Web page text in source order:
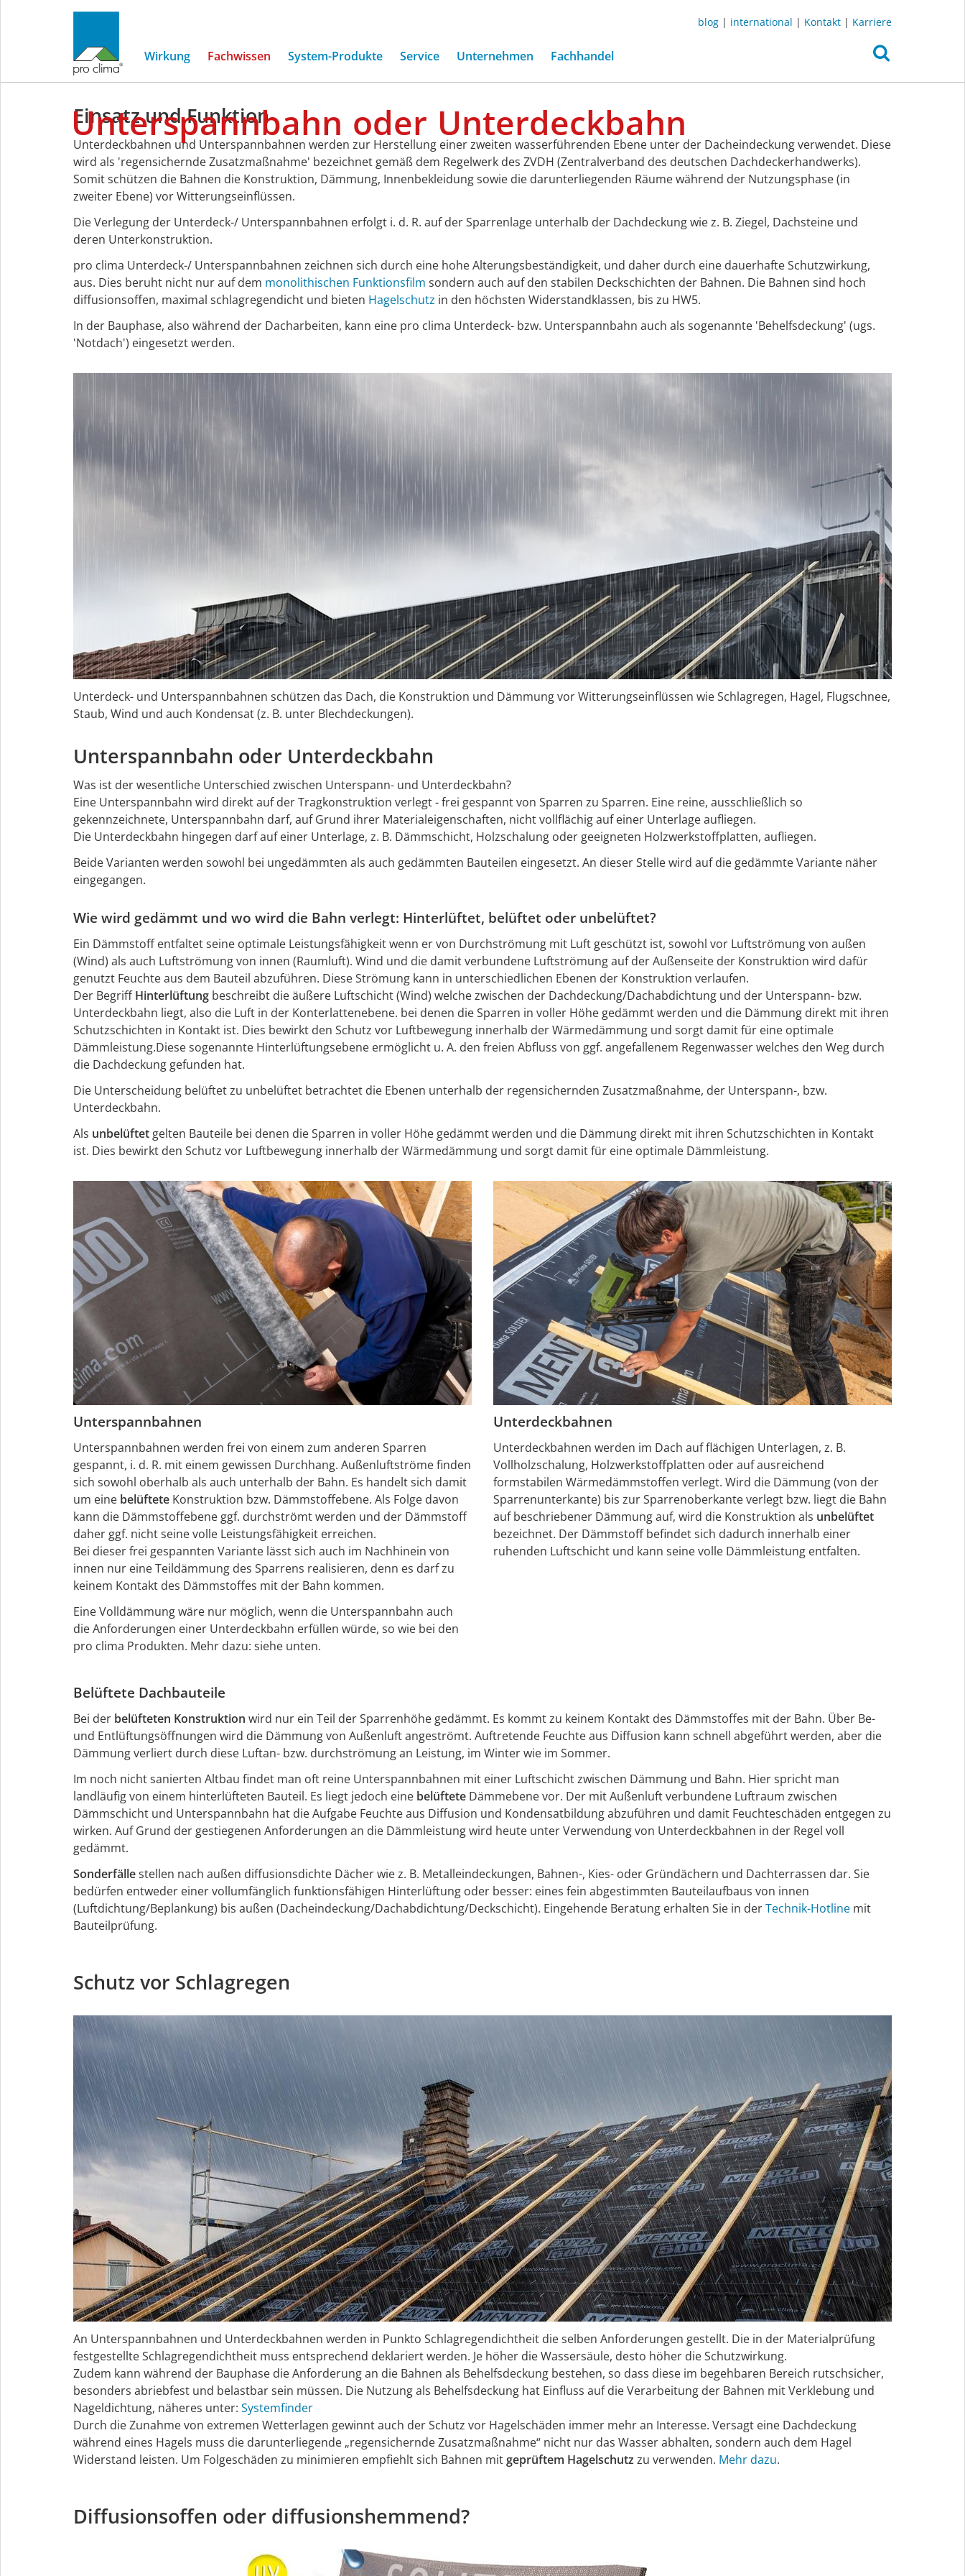
blog | international | Kontakt | Karriere
Wirkung Fachwissen System-Produkte Service Unternehmen Fachhandel
Unterspannbahn
vs.
Unterdeckbahn
Unterspannbahn oder Unterdeckbahn
Einsatz und Funktion
Unterdeckbahnen und Unterspannbahnen werden zur Herstellung einer zweiten wasserführenden Ebene unter der Dacheindeckung verwendet. Diese
wird als 'regensichernde Zusatzmaßnahme' bezeichnet gemäß dem Regelwerk des ZVDH (Zentralverband des deutschen Dachdeckerhandwerks).
Somit schützen die Bahnen die Konstruktion, Dämmung, Innenbekleidung sowie die darunterliegenden Räume während der Nutzungsphase (in
zweiter Ebene) vor Witterungseinflüssen.
Die Verlegung der Unterdeck-/ Unterspannbahnen erfolgt i. d. R. auf der Sparrenlage unterhalb der Dachdeckung wie z. B. Ziegel, Dachsteine und
deren Unterkonstruktion.
pro clima Unterdeck-/ Unterspannbahnen zeichnen sich durch eine hohe Alterungsbeständigkeit, und daher durch eine dauerhafte Schutzwirkung,
aus. Dies beruht nicht nur auf dem monolithischen Funktionsfilm sondern auch auf den stabilen Deckschichten der Bahnen. Die Bahnen sind hoch
diffusionsoffen, maximal schlagregendicht und bieten Hagelschutz in den höchsten Widerstandklassen, bis zu HW5.
In der Bauphase, also während der Dacharbeiten, kann eine pro clima Unterdeck- bzw. Unterspannbahn auch als sogenannte 'Behelfsdeckung' (ugs.
'Notdach') eingesetzt werden.
Unterdeck- und Unterspannbahnen schützen das Dach, die Konstruktion und Dämmung vor Witterungseinflüssen wie Schlagregen, Hagel, Flugschnee,
Staub, Wind und auch Kondensat (z. B. unter Blechdeckungen).
Unterspannbahn oder Unterdeckbahn
Was ist der wesentliche Unterschied zwischen Unterspann- und Unterdeckbahn?
Eine Unterspannbahn wird direkt auf der Tragkonstruktion verlegt - frei gespannt von Sparren zu Sparren. Eine reine, ausschließlich so
gekennzeichnete, Unterspannbahn darf, auf Grund ihrer Materialeigenschaften, nicht vollflächig auf einer Unterlage aufliegen.
Die Unterdeckbahn hingegen darf auf einer Unterlage, z. B. Dämmschicht, Holzschalung oder geeigneten Holzwerkstoffplatten, aufliegen.
Beide Varianten werden sowohl bei ungedämmten als auch gedämmten Bauteilen eingesetzt. An dieser Stelle wird auf die gedämmte Variante näher
eingegangen.
Wie wird gedämmt und wo wird die Bahn verlegt: Hinterlüftet, belüftet oder unbelüftet?
Ein Dämmstoff entfaltet seine optimale Leistungsfähigkeit wenn er von Durchströmung mit Luft geschützt ist, sowohl vor Luftströmung von außen
(Wind) als auch Luftströmung von innen (Raumluft). Wind und die damit verbundene Luftströmung auf der Außenseite der Konstruktion wird dafür
genutzt Feuchte aus dem Bauteil abzuführen. Diese Strömung kann in unterschiedlichen Ebenen der Konstruktion verlaufen.
Der BegriffHinterlüftung beschreibt die äußere Luftschicht (Wind) welche zwischen der Dachdeckung/Dachabdichtung und der Unterspann- bzw.
Unterdeckbahn liegt, also die Luft in der Konterlattenebene. bei denen die Sparren in voller Höhe gedämmt werden und die Dämmung direkt mit ihren
Schutzschichten in Kontakt ist. Dies bewirkt den Schutz vor Luftbewegung innerhalb der Wärmedämmung und sorgt damit für eine optimale
Dämmleistung.Diese sogenannte Hinterlüftungsebene ermöglicht u. A. den freien Abfluss von ggf. angefallenem Regenwasser welches den Weg durch
die Dachdeckung gefunden hat.
Die Unterscheidung belüftet zu unbelüftet betrachtet die Ebenen unterhalb der regensichernden Zusatzmaßnahme, der Unterspann-, bzw.
Unterdeckbahn.
Als unbelüftet gelten Bauteile bei denen die Sparren in voller Höhe gedämmt werden und die Dämmung direkt mit ihren Schutzschichten in Kontakt
ist. Dies bewirkt den Schutz vor Luftbewegung innerhalb der Wärmedämmung und sorgt damit für eine optimale Dämmleistung.
Unterspannbahnen
Unterspannbahnen werden frei von einem zum anderen Sparren
gespannt, i. d. R. mit einem gewissen Durchhang. Außenluftströme finden
sich sowohl oberhalb als auch unterhalb der Bahn. Es handelt sich damit
um eine belüftete Konstruktion bzw. Dämmstoffebene. Als Folge davon
kann die Dämmstoffebene ggf. durchströmt werden und der Dämmstoff
daher ggf. nicht seine volle Leistungsfähigkeit erreichen.
Bei dieser frei gespannten Variante lässt sich auch im Nachhinein von
innen nur eine Teildämmung des Sparrens realisieren, denn es darf zu
keinem Kontakt des Dämmstoffes mit der Bahn kommen.
Eine Volldämmung wäre nur möglich, wenn die Unterspannbahn auch
die Anforderungen einer Unterdeckbahn erfüllen würde, so wie bei den
pro clima Produkten. Mehr dazu: siehe unten.
Unterdeckbahnen
Unterdeckbahnen werden im Dach auf flächigen Unterlagen, z. B.
Vollholzschalung, Holzwerkstoffplatten oder auf ausreichend
formstabilen Wärmedämmstoffen verlegt. Wird die Dämmung (von der
Sparrenunterkante) bis zur Sparrenoberkante verlegt bzw. liegt die Bahn
auf beschriebener Dämmung auf, wird die Konstruktion als unbelüftet
bezeichnet. Der Dämmstoff befindet sich dadurch innerhalb einer
ruhenden Luftschicht und kann seine volle Dämmleistung entfalten.
Belüftete Dachbauteile
Bei der belüfteten Konstruktion wird nur ein Teil der Sparrenhöhe gedämmt. Es kommt zu keinem Kontakt des Dämmstoffes mit der Bahn. Über Be-
und Entlüftungsöffnungen wird die Dämmung von Außenluft angeströmt. Auftretende Feuchte aus Diffusion kann schnell abgeführt werden, aber die
Dämmung verliert durch diese Luftan- bzw. durchströmung an Leistung, im Winter wie im Sommer.
Im noch nicht sanierten Altbau findet man oft reine Unterspannbahnen mit einer Luftschicht zwischen Dämmung und Bahn. Hier spricht man
landläufig von einem hinterlüfteten Bauteil. Es liegt jedoch eine belüftete Dämmebene vor. Der mit Außenluft verbundene Luftraum zwischen
Dämmschicht und Unterspannbahn hat die Aufgabe Feuchte aus Diffusion und Kondensatbildung abzuführen und damit Feuchteschäden entgegen zu
wirken. Auf Grund der gestiegenen Anforderungen an die Dämmleistung wird heute unter Verwendung von Unterdeckbahnen in der Regel voll
gedämmt.
Sonderfällestellen nach außen diffusionsdichte Dächer wie z. B. Metalleindeckungen, Bahnen-, Kies- oder Gründächern und Dachterrassen dar. Sie
bedürfen entweder einer vollumfänglich funktionsfähigen Hinterlüftung oder besser: eines fein abgestimmten Bauteilaufbaus von innen
(Luftdichtung/Beplankung) bis außen (Dacheindeckung/Dachabdichtung/Deckschicht). Eingehende Beratung erhalten Sie in derTechnik-Hotline mit
Bauteilprüfung.
Schutz vor Schlagregen
An Unterspannbahnen und Unterdeckbahnen werden in Punkto Schlagregendichtheit die selben Anforderungen gestellt. Die in der Materialprüfung
festgestellte Schlagregendichtheit muss entsprechend deklariert werden. Je höher die Wassersäule, desto höher die Schutzwirkung.
Zudem kann während der Bauphase die Anforderung an die Bahnen als Behelfsdeckung bestehen, so dass diese im begehbaren Bereich rutschsicher,
besonders abriebfest und belastbar sein müssen. Die Nutzung als Behelfsdeckung hat Einfluss auf die Verarbeitung der Bahnen mit Verklebung und
Nageldichtung, näheres unter: Systemfinder
Durch die Zunahme von extremen Wetterlagen gewinnt auch der Schutz vor Hagelschäden immer mehr an Interesse. Versagt eine Dachdeckung
während eines Hagels muss die darunterliegende „regensichernde Zusatzmaßnahme“ nicht nur das Wasser abhalten, sondern auch dem Hagel
Widerstand leisten. Um Folgeschäden zu minimieren empfiehlt sich Bahnen mitgeprüftem Hagelschutz zu verwenden. Mehr dazu.
Diffusionsoffen oder diffusionshemmend?